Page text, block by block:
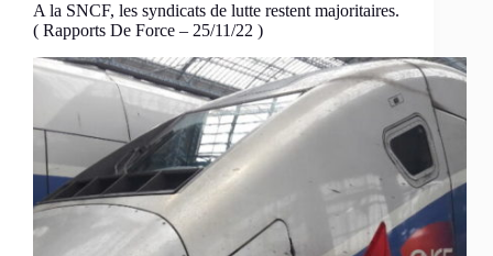
A la SNCF, les syndicats de lutte restent majoritaires.
( Rapports De Force – 25/11/22 )